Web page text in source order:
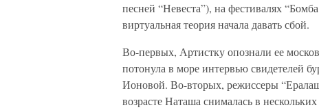
песней “Невеста”), на фестивалях
виртуальная теория начала давать сбой.
Во-первых, Артистку опознали ее
потонула в море интервью свидетелей
Ионовой. Во-вторых, режиссеры
возрасте Наташа снималась в